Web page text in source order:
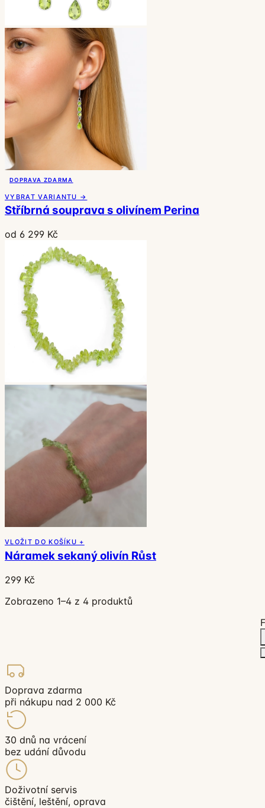
DOPRAVA ZDARMA
VYBRAT VARIANTU →
Stříbrná souprava s olivínem Perina
od 6 299 Kč
VLOŽIT DO KOŠÍKU +
Náramek sekaný olivín Růst
299 Kč
Zobrazeno 1–4 z 4 produktů
Doprava zdarma
při nákupu nad 2 000 Kč
30 dnů na vrácení
bez udání důvodu
Doživotní servis
čištění, leštění, oprava